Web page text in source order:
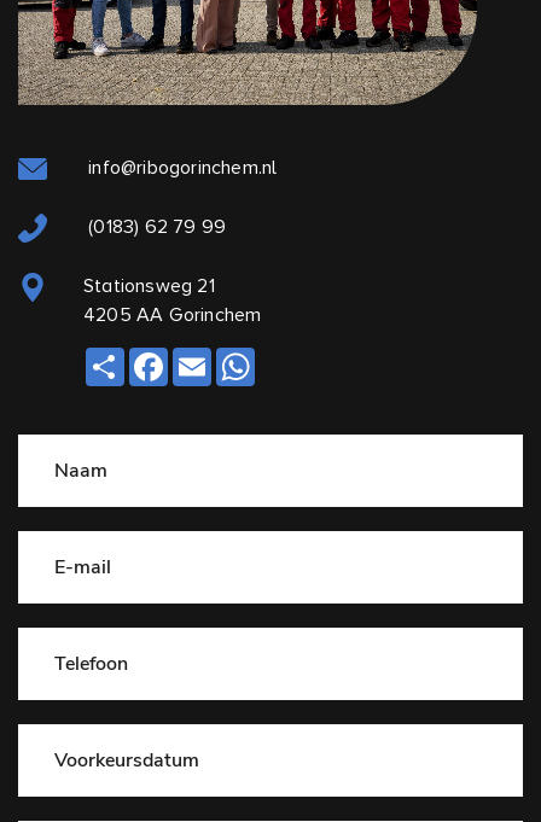
info@ribogorinchem.nl
(0183) 62 79 99
Stationsweg 21
4205 AA Gorinchem
Deel Facebook
Email